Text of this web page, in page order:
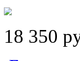
18 350 p